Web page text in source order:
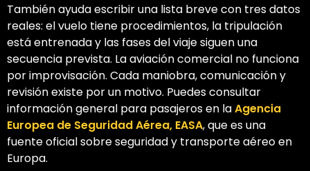
También ayuda escribir una lista breve con tres datos
reales: el vuelo tiene procedimientos, la tripulación
está entrenada y las fases del viaje siguen una
secuencia prevista. La aviación comercial no funciona
por improvisación. Cada maniobra, comunicación y
revisión existe por un motivo. Puedes consultar
información general para pasajeros en laAgencia
Europea de Seguridad Aérea, EASA, que es una
fuente oficial sobre seguridad y transporte aéreo en
Europa.